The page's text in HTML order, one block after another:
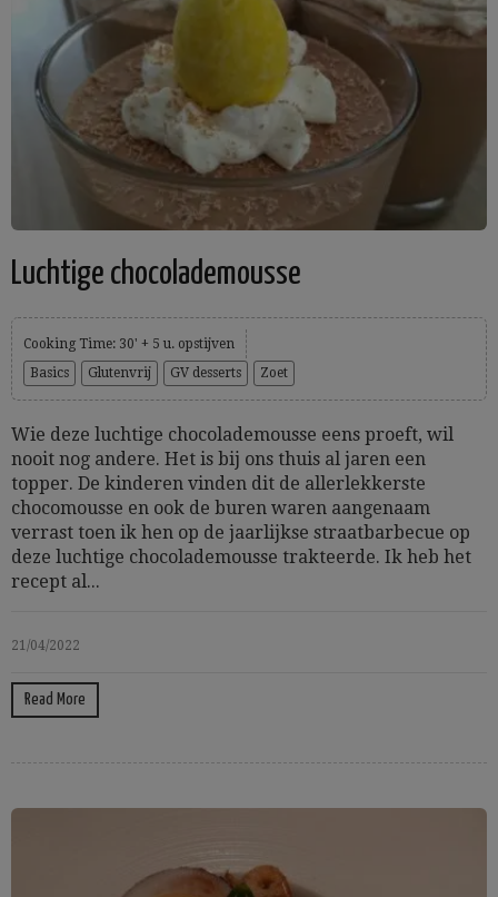
Luchtige chocolademousse
Cooking Time: 30' + 5 u. opstijven
Basics
Glutenvrij GV desserts Zoet
Wie deze luchtige chocolademousse eens proeft, wil
nooit nog andere. Het is bij ons thuis al jaren een
topper. De kinderen vinden dit de allerlekkerste
chocomousse en ook de buren waren aangenaam
verrast toen ik hen op de jaarlijkse straatbarbecue op
deze luchtige chocolademousse trakteerde. Ik heb het
recept al...
21/04/2022
Read More